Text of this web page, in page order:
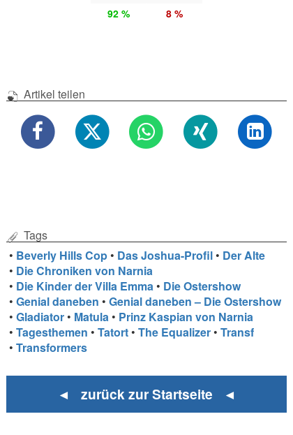
92 % 8 %
Artikel teilen
Tags
• Beverly Hills Cop • Das Joshua-Profil • Der Alte
• Die Chroniken von Narnia
• Die Kinder der Villa Emma • Die Ostershow
•Genial daneben •Genial daneben – Die Ostershow
•Gladiator • Matula • Prinz Kaspian von Narnia
•Tagesthemen •Tatort •The Equalizer •Transf
•Transformers
◄ zurück zur Startseite ◄